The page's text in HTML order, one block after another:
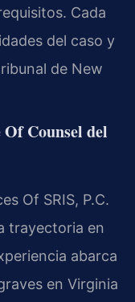
Cada
del caso y
de New
Counsel del
Of SRIS, P.C.
trayectoria en
abarca
en Virginia